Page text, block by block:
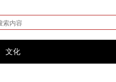
文化